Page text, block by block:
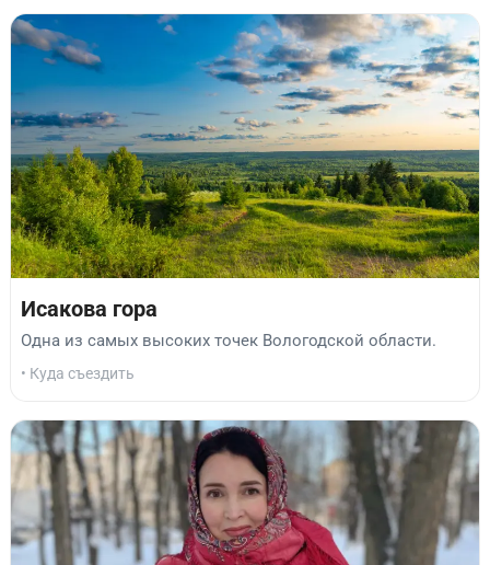
Исакова гора
Одна из самых высоких точек Вологодской области.
• Куда съездить